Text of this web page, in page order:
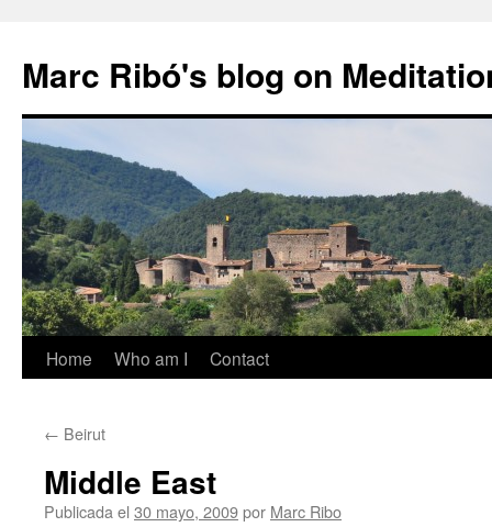
Marc Ribó's blog on
Saltar
contenido
Home Who am I Contact
← Beirut
Middle East
Publicada el 30 mayo, 2009por Marc Ribo